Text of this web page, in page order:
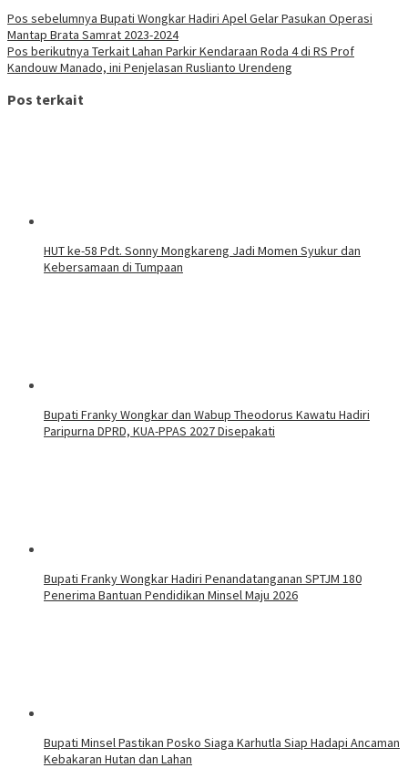
Pos sebelumnya Bupati Wongkar Hadiri Apel Gelar Pasukan Operasi
Mantap Brata Samrat 2023-2024
Pos berikutnya Terkait Lahan Parkir Kendaraan Roda 4 di RS Prof
Kandouw Manado, ini Penjelasan Ruslianto Urendeng
Pos terkait
HUT ke-58 Pdt. Sonny Mongkareng Jadi Momen Syukur dan
Kebersamaan di Tumpaan
Bupati Franky Wongkar dan Wabup Theodorus Kawatu Hadiri
Paripurna DPRD, KUA-PPAS 2027 Disepakati
Bupati Franky Wongkar Hadiri Penandatanganan SPTJM 180
Penerima Bantuan Pendidikan Minsel Maju 2026
Bupati Minsel Pastikan Posko Siaga Karhutla Siap Hadapi Ancaman
Kebakaran Hutan dan Lahan